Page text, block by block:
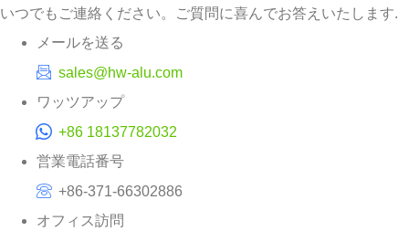
いつでもご連絡ください。ご質問に喜んでお答えいたします.
メールを送る
sales@hw-alu.com
ワッツアップ
+86 18137782032
営業電話番号
+86-371-66302886
オフィス訪問